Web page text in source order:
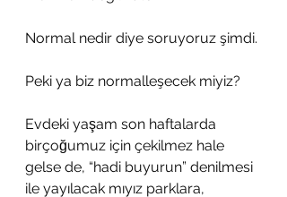
Normal nedir diye soruyoruz şimdi.
Peki ya biz normalleşecek miyiz?
Evdeki yaşam son haftalarda
birçoğumuz için çekilmez hale
gelse de, “hadi buyurun” denilmesi
ile yayılacak mıyız parklara,